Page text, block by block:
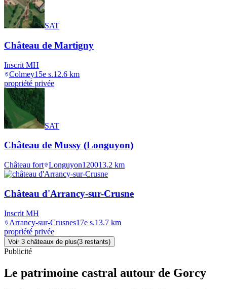
SAT
Château de Martigny
Inscrit MH
Colmey15e s.12.6 km
propriété privée
SAT
Château de Mussy (Longuyon)
Château fort Longuyon120013.2 km
Château d'Arrancy-sur-Crusne
Inscrit MH
Arrancy-sur-Crusnes17e s.13.7 km
propriété privée
Voir 3 châteaux de plus(3 restants)
Publicité
Le patrimoine castral autour de Gorcy